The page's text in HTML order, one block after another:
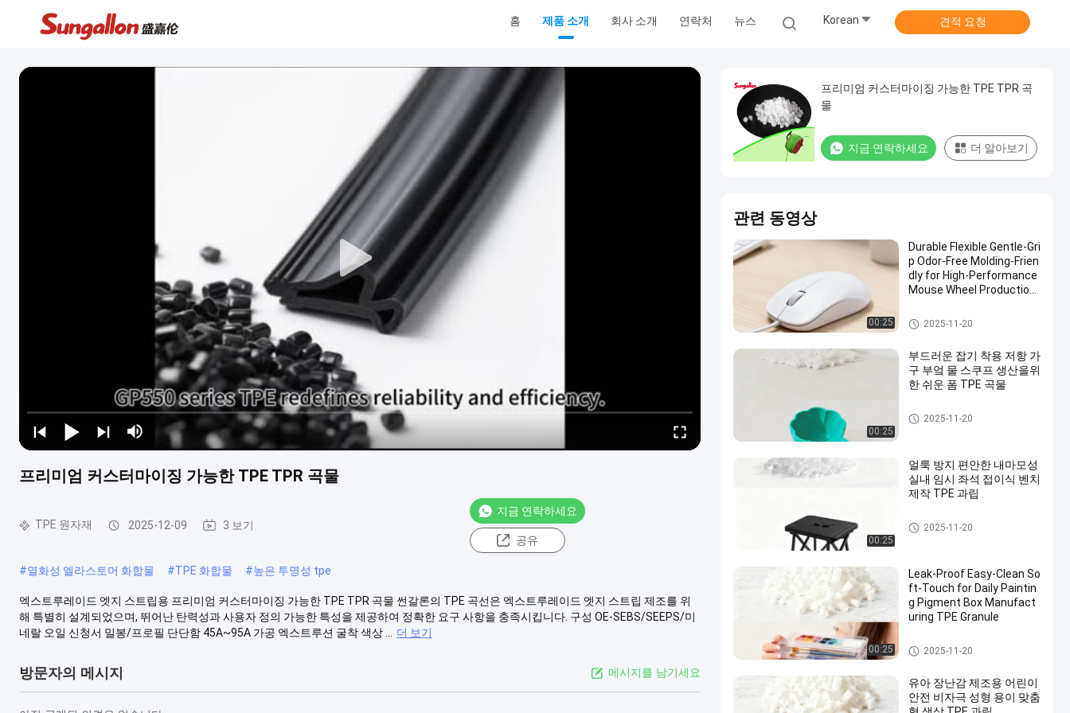
홈 제품 소개 회사 소개 연락처 뉴스 Korean 견적 요청
프리미엄 커스터마이징 가능한 TPE TPR 곡물
TPE 원자재 2025-12-09 3 보기
지금 연락하세요
공유
#열화성 엘라스토머 화합물 #TPE 화합물 #높은 투명성 tpe
엑스트루레이드 엣지 스트립용 프리미엄 커스터마이징 가능한 TPE TPR 곡물 썬갈론의 TPE 곡선은 엑스트루레이드 엣지 스트립 제조를 위
해 특별히 설계되었으며, 뛰어난 탄력성과 사용자 정의 가능한 특성을 제공하여 정확한 요구 사항을 충족시킵니다. 구성 OE-SEBS/SEEPS/미
네랄 오일 신청서 밀봉/프로필 단단함 45A~95A 가공 엑스트루션 굴착 색상 ...
더 보기
방문자의 메시지 메시지를 남기세요
프리미엄 커스터마이징 가능한 TPE TPR 곡
물
지금 연락하세요 더 알아보기
관련 동영상
00:25
Durable Flexible Gentle-Gri
p Odor-Free Molding-Frien
dly for High-Performance
Mouse Wheel Production
TPE 원자재
2025-11-20
00:25
부드러운 잡기 착용 저항 가
구 부엌 물 스쿠프 생산을위
한 쉬운 폼 TPE 곡물
TPE 원자재
2025-11-20
00:25
얼룩 방지 편안한 내마모성
실내 임시 좌석 접이식 벤치
제작 TPE 과립
TPE 원자재
2025-11-20
00:25
Leak-Proof Easy-Clean So
ft-Touch for Daily Paintin
g Pigment Box Manufact
uring TPE Granule
TPE 원자재
2025-11-20
유아 장난감 제조용 어린이
안전 비자극 성형 용이 맞춤